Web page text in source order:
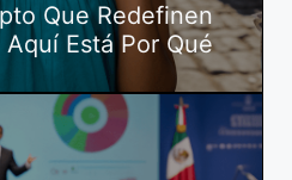
Que Redefinen
Está Por Qué